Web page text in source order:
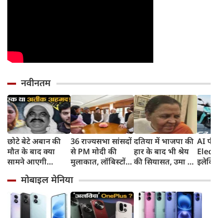
नवीनतम
छोटे बेटे अबान की
मौत के बाद क्या
सामने आएगी
फरार है माफिया
अतीक अहमद की
पत्नी
36 राज्यसभा सांसदों
से PM मोदी की
मुलाकात, लॉबिस्टों
किया सावधान
दतिया में भाजपा की
हार के बाद भी श्रेय
की सियासत, उमा का
से मिले वोट, लोधी
बाहुल्य बसई में पार्टी
को मिली थी बढ़त
AI
8 साल
मोबाइल मेनिया